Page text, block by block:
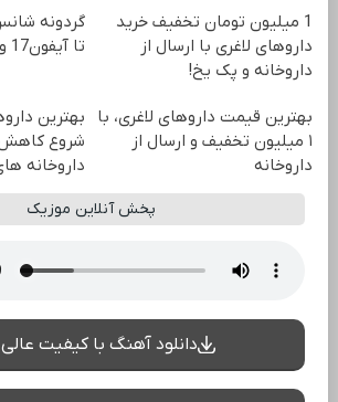
1 میلیون تومان تخفیف خرید
داروهای لاغری با ارسال از
داروخانه و پک یخ!
تا آیفون17 و بیت کوین 🔥
بهترین قیمت داروهای لاغری، با
۱ میلیون تخفیف و ارسال از
داروخانه‌
بهترین
شروع کاهش
داروخانه
پخش آنلاین موزیک
دانلود آهنگ با کیفیت عالی 320